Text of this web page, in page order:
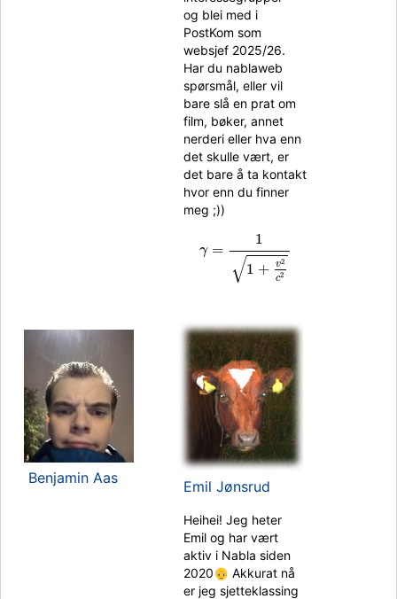
og blei med i
PostKom som
websjef 2025/26.
Har du nablaweb
spørsmål, eller vil
bare slå en prat om
film, bøker, annet
nerderi eller hva enn
det skulle vært, er
det bare å ta kontakt
hvor enn du finner
meg ;))
γ =
1
√1 + v2
c2
v2
Benjamin Aas Emil Jønsrud
Heihei! Jeg heter
Emil og har vært
aktiv i Nabla siden
2020👴 Akkurat nå
er jeg sjetteklassing